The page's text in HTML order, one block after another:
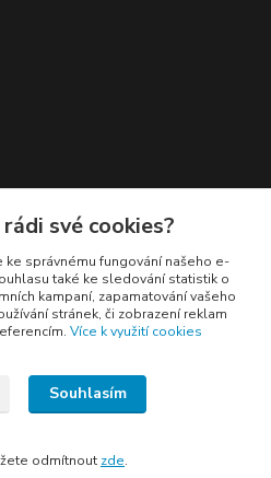
své cookies?
správnému fungování našeho e-
také ke sledování statistik o
kampaní, zapamatování vašeho
stránek, či zobrazení reklam
Více k využití cookies
Souhlasím
odmítnout zde.